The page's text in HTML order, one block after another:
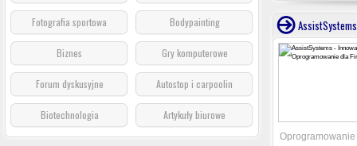
Fotografia sportowa Bodypainting
Biznes Gry komputerowe
Forum dyskusyjne Autostop i carpoolin
Biotechnologia Artykuły biurowe